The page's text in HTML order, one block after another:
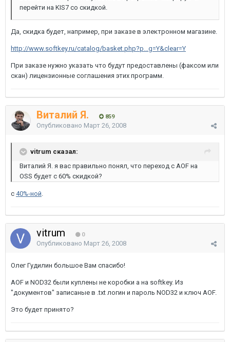
перейти на KIS7 со скидкой.
Да, скидка будет, например, при заказе в электронном магазине.
http://www.softkey.ru/catalog/basket.php?p...g=Y&clear=Y
При заказе нужно указать что будут предоставлены (факсом или
скан) лицензионные соглашения этих программ.
Виталий Я. 859
Опубликовано Март 26, 2008
vitrum сказал:
Виталий Я. я вас правильно понял, что переход с AOF на
OSS будет с 60% скидкой?
с 40%-ной.
vitrum 0
Опубликовано Март 26, 2008
Олег Гудилин большое Вам спасибо!
AOF и NOD32 были куплены не коробки а на softkey. Из
"документов" записаные в .txt логин и пароль NOD32 и ключ AOF.
Это будет принято?